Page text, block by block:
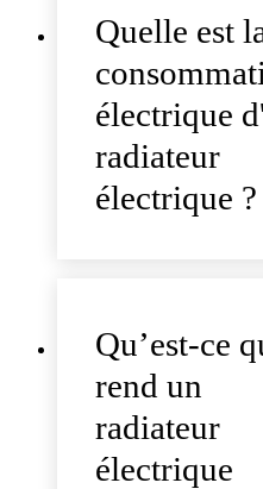
Quelle est
électrique
radiateur
électrique ?
Qu’est-ce
rend un
radiateur
électrique